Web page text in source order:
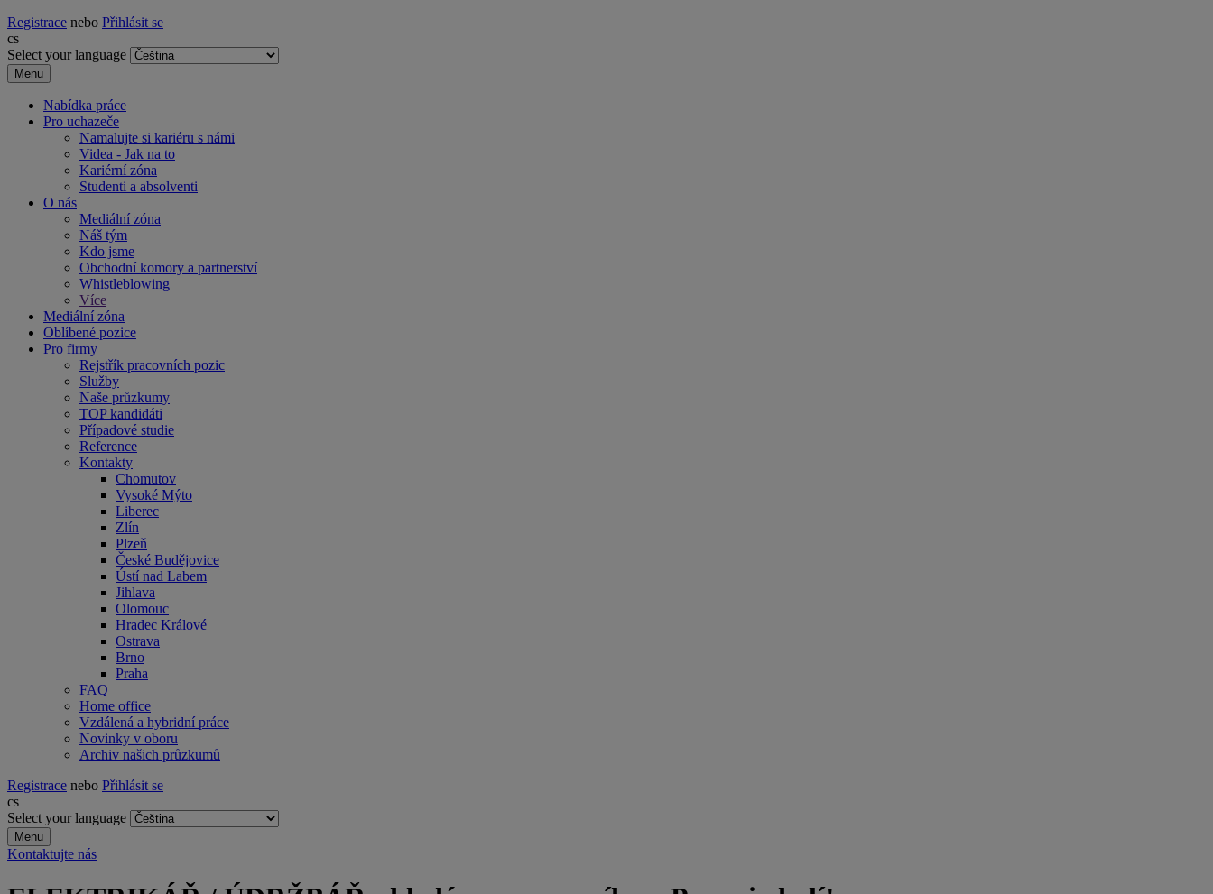
Registrace nebo Přihlásit se
cs
Select your language
Menu
Nabídka práce
Pro uchazeče
Namalujte si kariéru s námi
Videa - Jak na to
Kariérní zóna
Studenti a absolventi
O nás
Mediální zóna
Náš tým
Kdo jsme
Obchodní komory a partnerství
Whistleblowing
Více
Mediální zóna
Oblíbené pozice
Pro firmy
Rejstřík pracovních pozic
Služby
Naše průzkumy
TOP kandidáti
Případové studie
Reference
Kontakty
Chomutov
Vysoké Mýto
Liberec
Zlín
Plzeň
České Budějovice
Ústí nad Labem
Jihlava
Olomouc
Hradec Králové
Ostrava
Brno
Praha
FAQ
Home office
Vzdálená a hybridní práce
Novinky v oboru
Archiv našich průzkumů
Registrace nebo Přihlásit se
cs
Select your language
Menu
Kontaktujte nás